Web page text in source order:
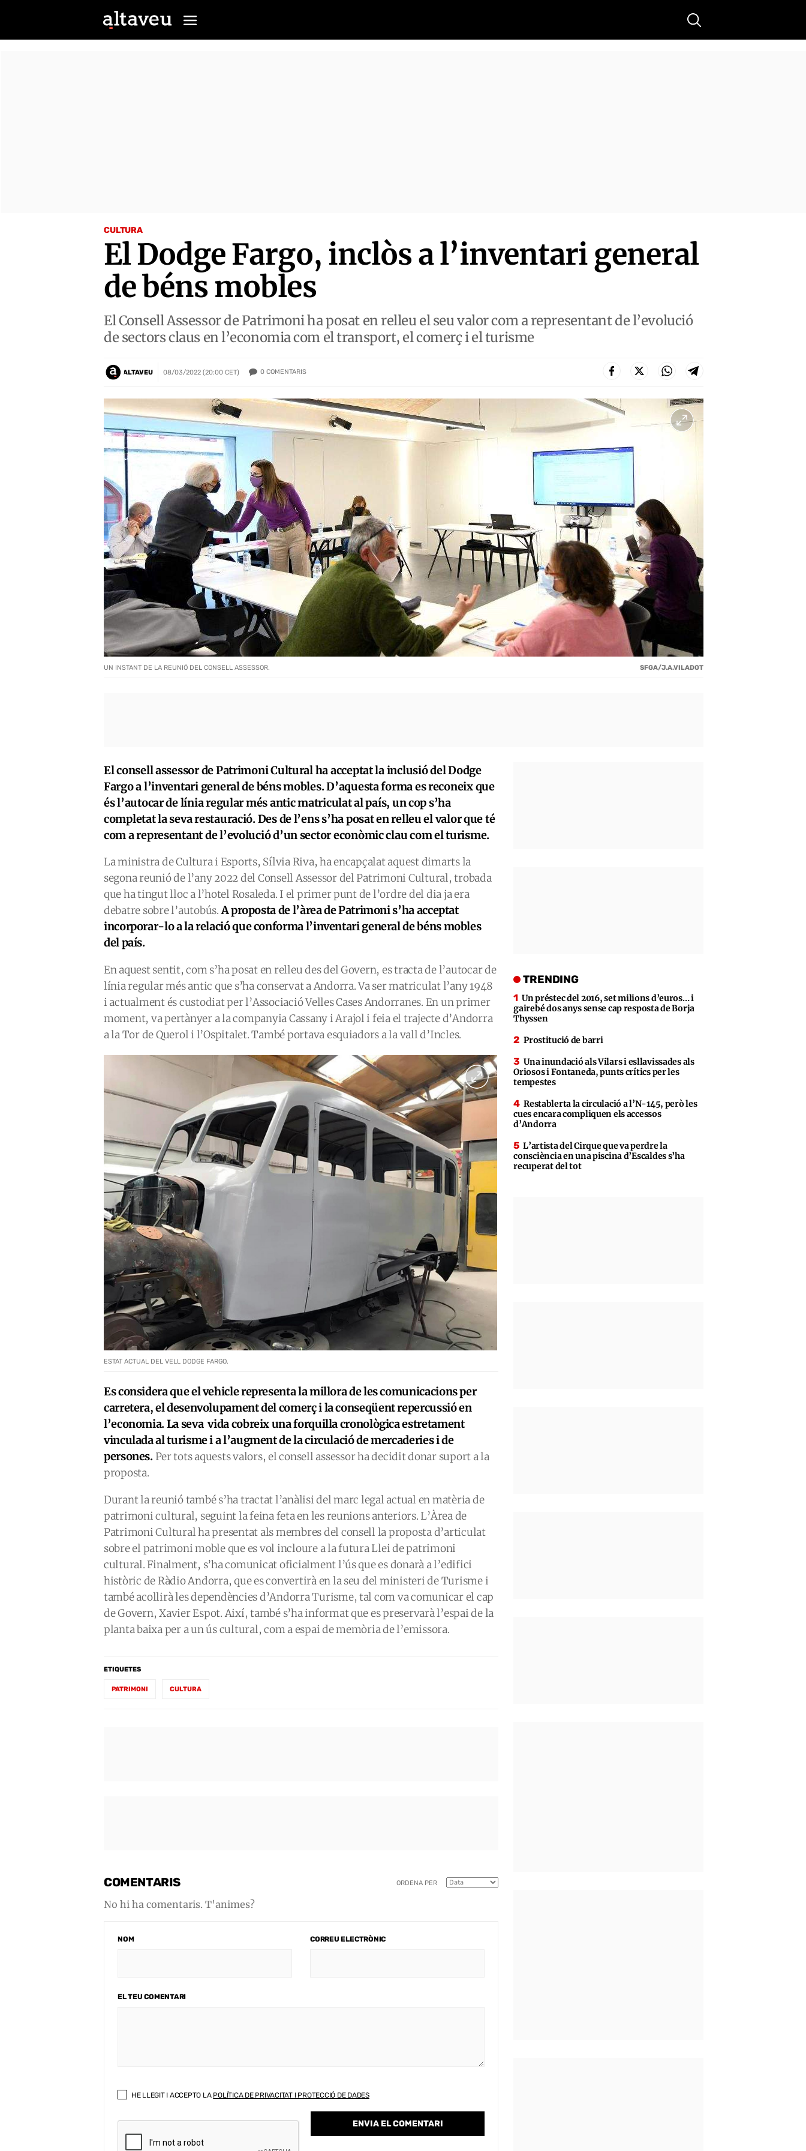
Buscar
CULTURA
El Dodge Fargo, inclòs a l’inventari general
de béns mobles
El Consell Assessor de Patrimoni ha posat en relleu el seu valor com a representant de l’evolució
de sectors claus en l’economia com el transport, el comerç i el turisme
ALTAVEU 08/03/2022 (20:00 CET) 0 COMENTARIS
UN INSTANT DE LA REUNIÓ DEL CONSELL ASSESSOR. SFGA/J.A.VILADOT
El consell assessor de Patrimoni Cultural ha acceptat la inclusió del Dodge
Fargo a l’inventari general de béns mobles. D’aquesta forma es reconeix que
és l’autocar de línia regular més antic matriculat al país, un cop s’ha
completat la seva restauració. Des de l’ens s’ha posat en relleu el valor que té
com a representant de l’evolució d’un sector econòmic clau com el turisme.
La ministra de Cultura i Esports, Sílvia Riva, ha encapçalat aquest dimarts la
segona reunió de l’any 2022 del Consell Assessor del Patrimoni Cultural, trobada
que ha tingut lloc a l’hotel Rosaleda. I el primer punt de l’ordre del dia ja era
debatre sobre l’autobús.A proposta de l’àrea de Patrimoni s’ha acceptat
incorporar-lo a la relació que conforma l’inventari general de béns mobles
del país.
En aquest sentit, com s’ha posat en relleu des del Govern, es tracta de l’autocar de
línia regular més antic que s’ha conservat a Andorra. Va ser matriculat l’any 1948
i actualment és custodiat per l’Associació Velles Cases Andorranes. En un primer
moment, va pertànyer a la companyia Cassany i Arajol i feia el trajecte d’Andorra
a la Tor de Querol i l’Ospitalet. També portava esquiadors a la vall d’Incles.
ESTAT ACTUAL DEL VELL DODGE FARGO.
Es considera que el vehicle representa la millora de les comunicacions per
carretera, el desenvolupament del comerç i la conseqüent repercussió en
l’economia. La seva vida cobreix una forquilla cronològica estretament
vinculada al turisme i a l’augment de la circulació de mercaderies i de
persones.Per tots aquests valors, el consell assessor ha decidit donar suport a la
proposta.
Durant la reunió també s’ha tractat l’anàlisi del marc legal actual en matèria de
patrimoni cultural, seguint la feina feta en les reunions anteriors. L’Àrea de
Patrimoni Cultural ha presentat als membres del consell la proposta d’articulat
sobre el patrimoni moble que es vol incloure a la futura Llei de patrimoni
cultural. Finalment, s’ha comunicat oficialment l’ús que es donarà a l’edifici
històric de Ràdio Andorra, que es convertirà en la seu del ministeri de Turisme i
també acollirà les dependències d’Andorra Turisme, tal com va comunicar el cap
de Govern, Xavier Espot. Així, també s’ha informat que es preservarà l’espai de la
planta baixa per a un ús cultural, com a espai de memòria de l’emissora.
ETIQUETES
PATRIMONI CULTURA
COMENTARIS ORDENA PER
No hi ha comentaris. T'animes?
NOM CORREU ELECTRÒNIC
EL TEU COMENTARI
HE LLEGIT I ACCEPTO LA POLÍTICA DE PRIVACITAT I PROTECCIÓ DE DADES
TRENDING
Un préstec del 2016, set milions d’euros… i
gairebé dos anys sense cap resposta de Borja
Thyssen
Prostitució de barri
Una inundació als Vilars i esllavissades als
Oriosos i Fontaneda, punts crítics per les
tempestes
Restablerta la circulació a l’N-145, però les
cues encara compliquen els accessos
d’Andorra
L’artista del Cirque que va perdre la
consciència en una piscina d’Escaldes s’ha
recuperat del tot